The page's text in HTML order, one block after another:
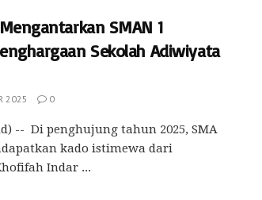
SMAN 1
Sekolah Adiwiyata
2025 0
-- Di penghujung tahun 2025, SMA
kado istimewa dari
Indar ...